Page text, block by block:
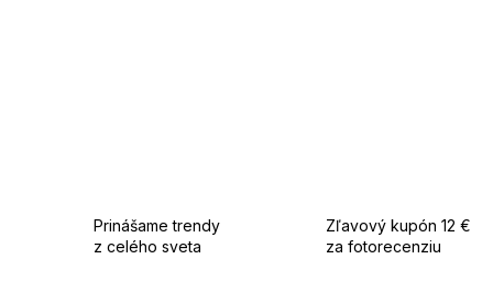
Prinášame trendy
z celého sveta
Zľavový kupón 12 €
za fotorecenziu